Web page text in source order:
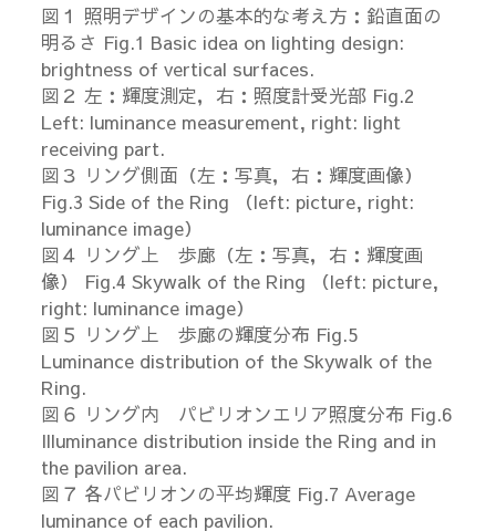
図１ 照明デザインの基本的な考え方：鉛直面の
明るさ Fig.1 Basic idea on lighting design:
brightness of vertical surfaces.
図２ 左：輝度測定，右：照度計受光部 Fig.2
Left: luminance measurement, right: light
receiving part.
図３ リング側面（左：写真，右：輝度画像）
Fig.3 Side of the Ring （left: picture, right:
luminance image）
図４ リング上 歩廊（左：写真，右：輝度画
像） Fig.4 Skywalk of the Ring （left: picture,
right: luminance image）
図５ リング上 歩廊の輝度分布 Fig.5
Luminance distribution of the Skywalk of the
Ring.
図６ リング内 パビリオンエリア照度分布 Fig.6
Illuminance distribution inside the Ring and in
the pavilion area.
図７ 各パビリオンの平均輝度 Fig.7 Average
luminance of each pavilion.